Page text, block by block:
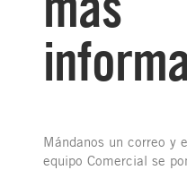
Mándanos un correo y
equipo Comercial se